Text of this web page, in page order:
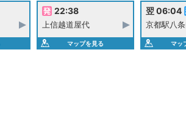
22:38
上信越道屋代
マップを見る
翌 06:04
京都駅八
マッ